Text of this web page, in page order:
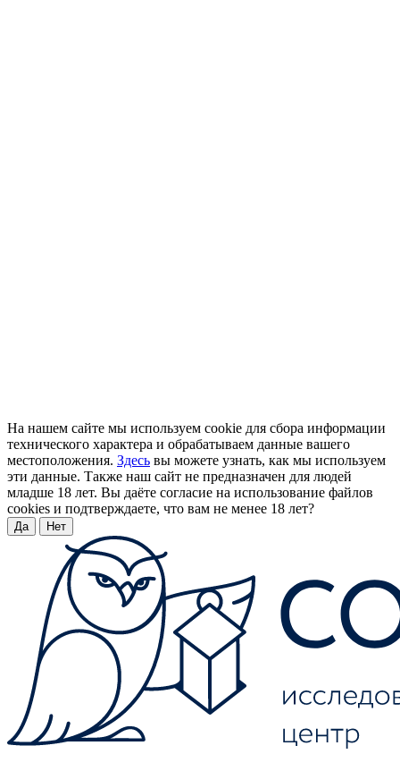
На нашем сайте мы используем cookie для сбора информации
технического характера и обрабатываем данные вашего
местоположения. Здесь вы можете узнать, как мы используем
эти данные. Также наш сайт не предназначен для людей
младше 18 лет. Вы даёте согласие на использование файлов
cookies и подтверждаете, что вам не менее 18 лет?
Да Нет